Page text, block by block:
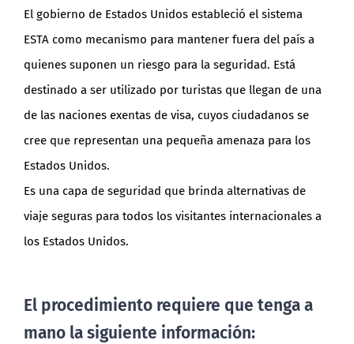
El gobierno de Estados Unidos estableció el sistema
ESTA como mecanismo para mantener fuera del país a
quienes suponen un riesgo para la seguridad. Está
destinado a ser utilizado por turistas que llegan de una
de las naciones exentas de visa, cuyos ciudadanos se
cree que representan una pequeña amenaza para los
Estados Unidos.
Es una capa de seguridad que brinda alternativas de
viaje seguras para todos los visitantes internacionales a
los Estados Unidos.
El procedimiento requiere que tenga a
mano la siguiente información: